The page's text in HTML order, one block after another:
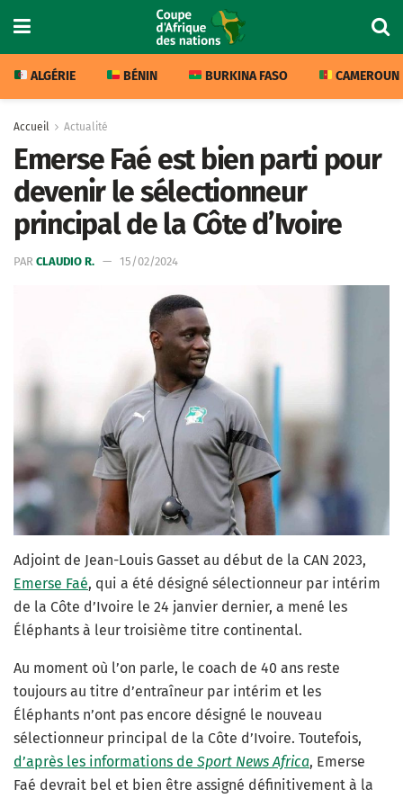
ALGÉRIE BÉNIN BURKINA FASO CAMEROUN
Accueil Actualité
Emerse Faé est bien parti pour
devenir le sélectionneur
principal de la Côte d’Ivoire
PAR CLAUDIO R. 15/02/2024
Adjoint de Jean-Louis Gasset au début de la CAN 2023,
Emerse Faé, qui a été désigné sélectionneur par intérim
de la Côte d’Ivoire le 24 janvier dernier, a mené les
Éléphants à leur troisième titre continental.
Au moment où l’on parle, le coach de 40 ans reste
toujours au titre d’entraîneur par intérim et les
Éléphants n’ont pas encore désigné le nouveau
sélectionneur principal de la Côte d’Ivoire. Toutefois,
d’après les informations de Sport News Africa, Emerse
Faé devrait bel et bien être assigné définitivement à la